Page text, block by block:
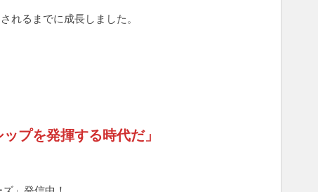
れるまでに成長しました。
プを発揮する時代だ」